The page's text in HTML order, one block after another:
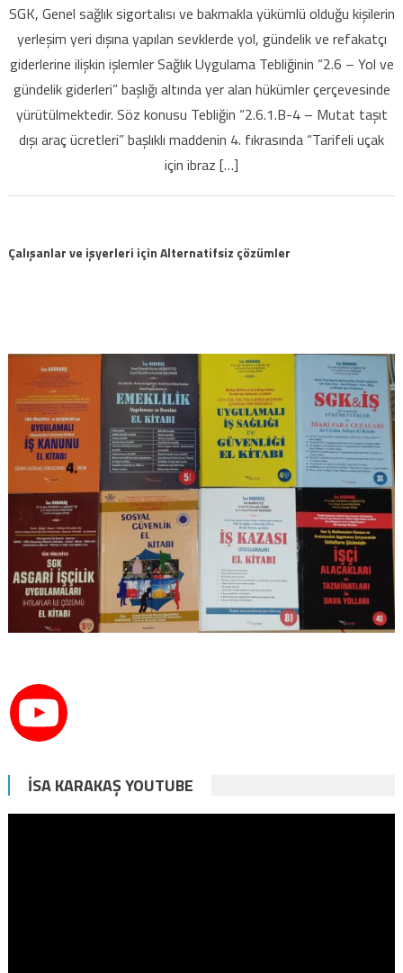
Parası
nasıl
alınır
için
SGK, Genel sağlık sigortalısı ve bakmakla yükümlü olduğu kişilerin
yerleşim yeri dışına yapılan sevklerde yol, gündelik ve refakatçı
giderlerine ilişkin işlemler Sağlık Uygulama Tebliğinin “2.6 – Yol ve
gündelik giderleri” başlığı altında yer alan hükümler çerçevesinde
yürütülmektedir. Söz konusu Tebliğin “2.6.1.B-4 – Mutat taşıt
dışı araç ücretleri” başlıklı maddenin 4. fıkrasında “Tarifeli uçak
için ibraz […]
Çalışanlar ve işyerleri için Alternatifsiz çözümler
İSA KARAKAŞ YOUTUBE